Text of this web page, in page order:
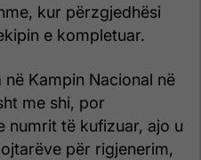
kur përzgjedhësi
e kompletuar.
Kampin Nacional në
me shi, por
numrit të kufizuar, ajo u
për rigjenerim,